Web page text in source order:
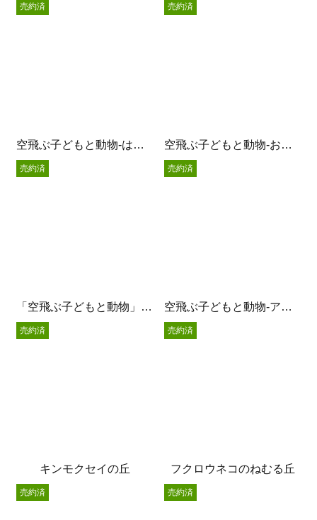
空飛ぶ子どもと動物-はっぱに乗って-
売約済
空飛ぶ子どもと動物-おやつの時間-
売約済
「空飛ぶ子どもと動物」Strawberry Tea
売約済
空飛ぶ子どもと動物-アッパレ分福-
売約済
キンモクセイの丘
売約済
フクロウネコのねむる丘
売約済
売約済 売約済